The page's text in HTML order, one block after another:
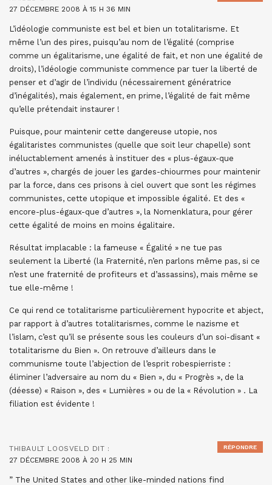
27 DÉCEMBRE 2008 À 15 H 36 MIN
L’idéologie communiste est bel et bien un totalitarisme. Et
même l’un des pires, puisqu’au nom de l’égalité (comprise
comme un égalitarisme, une égalité de fait, et non une égalité de
droits), l’idéologie communiste commence par tuer la liberté de
penser et d’agir de l’individu (nécessairement génératrice
d’inégalités), mais également, en prime, l’égalité de fait même
qu’elle prétendait instaurer !
Puisque, pour maintenir cette dangereuse utopie, nos
égalitaristes communistes (quelle que soit leur chapelle) sont
inéluctablement amenés à instituer des « plus-égaux-que
d’autres », chargés de jouer les gardes-chiourmes pour maintenir
par la force, dans ces prisons à ciel ouvert que sont les régimes
communistes, cette utopique et impossible égalité. Et des «
encore-plus-égaux-que d’autres », la Nomenklatura, pour gérer
cette égalité de moins en moins égalitaire.
Résultat implacable : la fameuse « Égalité » ne tue pas
seulement la Liberté (la Fraternité, n’en parlons même pas, si ce
n’est une fraternité de profiteurs et d’assassins), mais même se
tue elle-même !
Ce qui rend ce totalitarisme particulièrement hypocrite et abject,
par rapport à d’autres totalitarismes, comme le nazisme et
l’islam, c’est qu’il se présente sous les couleurs d’un soi-disant «
totalitarisme du Bien ». On retrouve d’ailleurs dans le
communisme toute l’abjection de l’esprit robespierriste :
éliminer l’adversaire au nom du « Bien », du « Progrès », de la
(déesse) « Raison », des « Lumières » ou de la « Révolution » . La
filiation est évidente !
THIBAULT LOOSVELD DIT :
27 DÉCEMBRE 2008 À 20 H 25 MIN
” The United States and other like-minded nations find
RÉPONDRE